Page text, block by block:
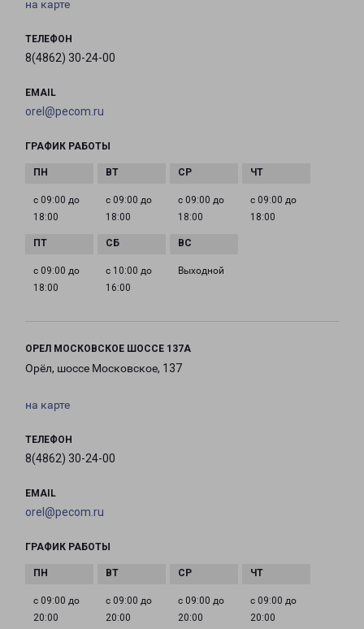
на карте
ТЕЛЕФОН
8(4862) 30-24-00
EMAIL
orel@pecom.ru
ГРАФИК РАБОТЫ
с 09:00 до
18:00
с 09:00 до
18:00
с 09:00 до
18:00
с 09:00 до
18:00
с 09:00 до
18:00
с 10:00 до
16:00
Выходной
ОРЕЛ МОСКОВСКОЕ ШОССЕ 137А
Орёл, шоссе Московское, 137
на карте
ТЕЛЕФОН
8(4862) 30-24-00
EMAIL
orel@pecom.ru
ГРАФИК РАБОТЫ
с 09:00 до
20:00
с 09:00 до
20:00
с 09:00 до
20:00
с 09:00 до
20:00